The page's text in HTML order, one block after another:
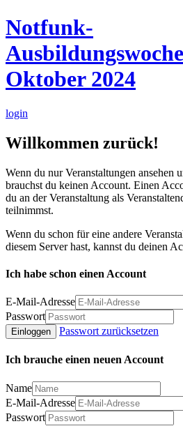
Notfunk-
Oktober 2024
login
Willkommen zurück!
Wenn du nur Veranstaltungen ansehen
brauchst du keinen Account. Einen
du an der Veranstaltung als
teilnimmst.
Wenn du schon für eine andere
diesem Server hast, kannst du deinen
Ich habe schon einen Account
E-Mail-Adresse
Passwort
Einloggen Passwort zurücksetzen
Ich brauche einen neuen Account
Name
E-Mail-Adresse
Passwort